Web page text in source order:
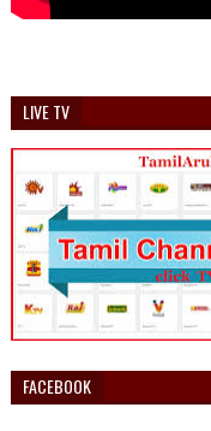
LIVE TV
FACEBOOK